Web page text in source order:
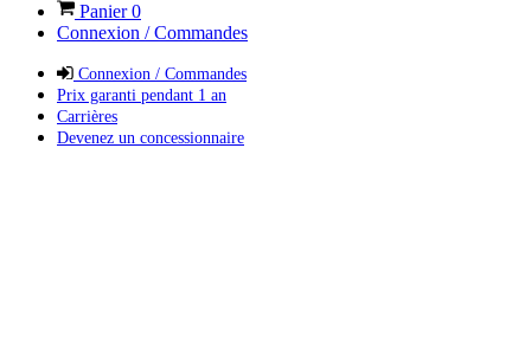
Panier0
Connexion / Commandes
Connexion / Commandes
Prix garanti pendant 1 an
Carrières
Devenez un concessionnaire